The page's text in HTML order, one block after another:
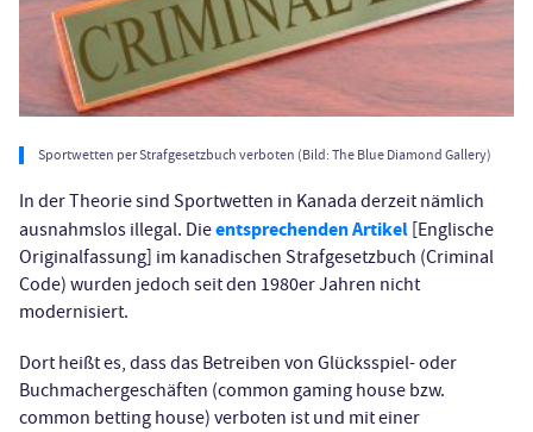
Sportwetten per Strafgesetzbuch verboten (Bild: The Blue Diamond Gallery)
In der Theorie sind Sportwetten in Kanada derzeit nämlich
ausnahmslos illegal. Dieentsprechenden Artikel [Englische
Originalfassung] im kanadischen Strafgesetzbuch (Criminal
Code) wurden jedoch seit den 1980er Jahren nicht
modernisiert.
Dort heißt es, dass das Betreiben von Glücksspiel- oder
Buchmachergeschäften (common gaming house bzw.
common betting house) verboten ist und mit einer